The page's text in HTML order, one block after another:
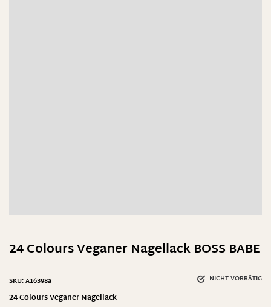
24 Colours Veganer Nagellack BOSS BABE
NICHT VORRÄTIG
SKU:A16398a
24 Colours Veganer Nagellack